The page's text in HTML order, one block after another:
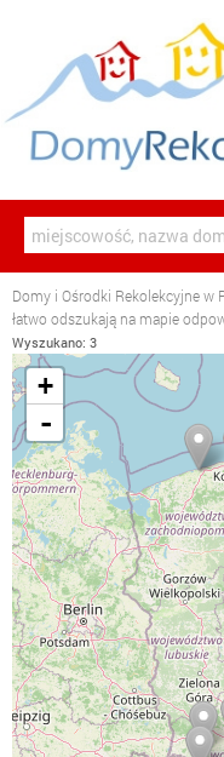
Domy i Ośrodki Rekolekcyjne w
łatwo odszukają na mapie
Wyszukano: 3
+
-